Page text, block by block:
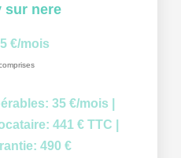
sur nere
€/mois
35 €/mois
441 € TTC
490 €